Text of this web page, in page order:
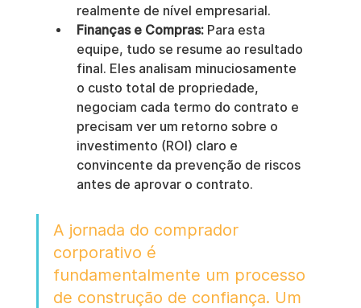
realmente de nível empresarial.
Finanças e Compras: Para esta
equipe, tudo se resume ao resultado
final. Eles analisam minuciosamente
o custo total de propriedade,
negociam cada termo do contrato e
precisam ver um retorno sobre o
investimento (ROI) claro e
convincente da prevenção de riscos
antes de aprovar o contrato.
A jornada do comprador
corporativo é
fundamentalmente um processo
de construção de confiança. Um